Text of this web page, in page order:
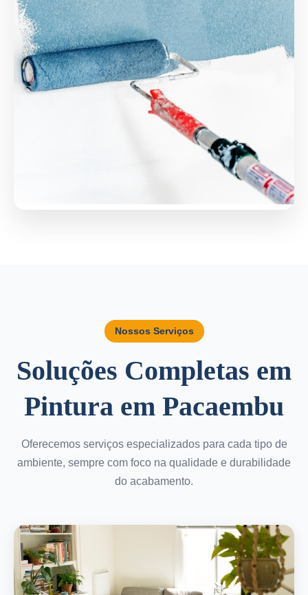
Nossos Serviços
Soluções Completas em
Pintura em Pacaembu
Oferecemos serviços especializados para cada tipo de
ambiente, sempre com foco na qualidade e durabilidade
do acabamento.